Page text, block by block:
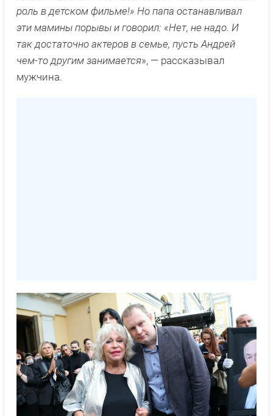
роль в детском фильме!» Но папа останавливал
эти мамины порывы и говорил: «Нет, не надо. И
так достаточно актеров в семье, пусть Андрей
чем-то другим занимается», — рассказывал
мужчина.